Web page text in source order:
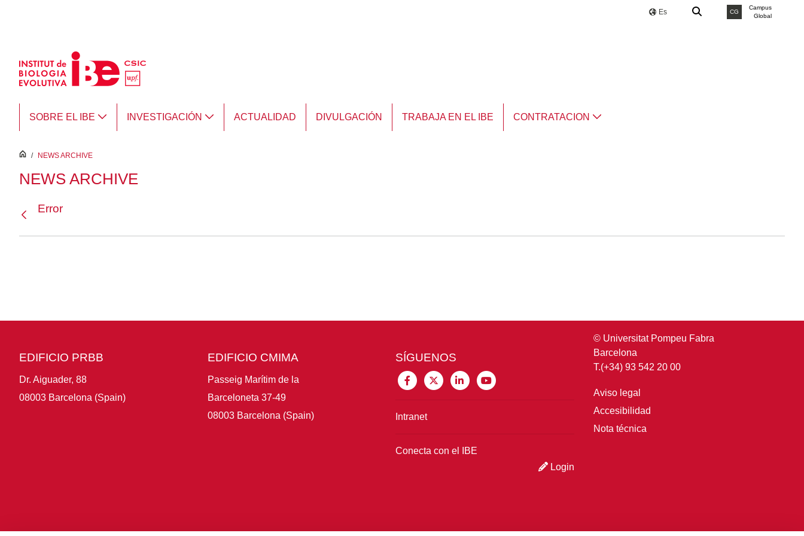
Es CG
Campus
Global
SOBRE EL IBE INVESTIGACIÓN ACTUALIDAD DIVULGACIÓN TRABAJA EN EL IBE CONTRATACION
inici
/ NEWS ARCHIVE
NEWS ARCHIVE
Error
EDIFICIO PRBB
Dr. Aiguader, 88
08003 Barcelona (Spain)
EDIFICIO CMIMA
Passeig Marítim de la
Barceloneta 37-49
08003 Barcelona (Spain)
SÍGUENOS
Intranet
Conecta con el IBE
Login
© Universitat Pompeu Fabra
Barcelona
T.(+34) 93 542 20 00
Aviso legal
Accesibilidad
Nota técnica